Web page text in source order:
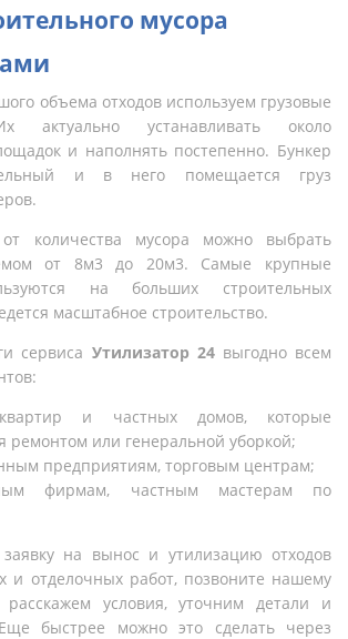
мусора
объема отходов используем грузовые
актуально устанавливать около
и наполнять постепенно. Бункер
и в него помещается груз
количества мусора можно выбрать
от 8м3 до 20м3. Самые крупные
на больших строительных
масштабное строительство.
сервиса Утилизатор 24выгодно всем
и частных домов, которые
ремонтом или генеральной уборкой;
предприятиям, торговым центрам;
фирмам, частным мастерам по
на вынос и утилизацию отходов
и отделочных работ, позвоните нашему
условия, уточним детали и
быстрее можно это сделать через